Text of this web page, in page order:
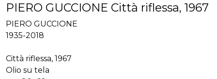
PIERO GUCCIONE Città riflessa, 1967
PIERO GUCCIONE
1935-2018
Città riflessa, 1967
Olio su tela